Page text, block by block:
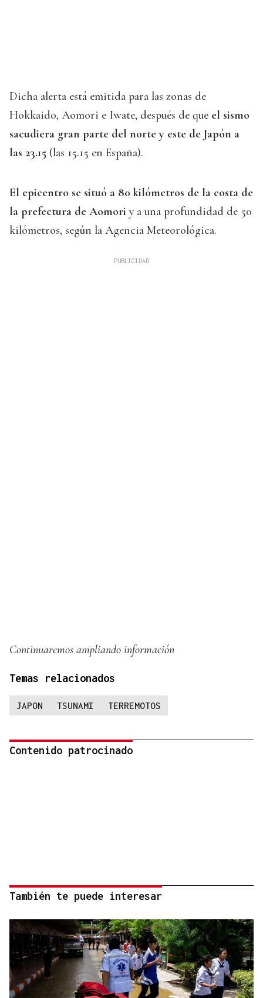
Dicha alerta está emitida para las zonas de
Hokkaido, Aomori e Iwate, después de que el sismo
sacudiera gran parte del norte y este de Japón a
las 23.15 (las 15.15 en España).
El epicentro se situó a 80 kilómetros de la costa de
la prefectura de Aomori y a una profundidad de 50
kilómetros, según la Agencia Meteorológica.
Continuaremos ampliando información
Temas relacionados
JAPON TSUNAMI TERREMOTOS
Contenido patrocinado
También te puede interesar